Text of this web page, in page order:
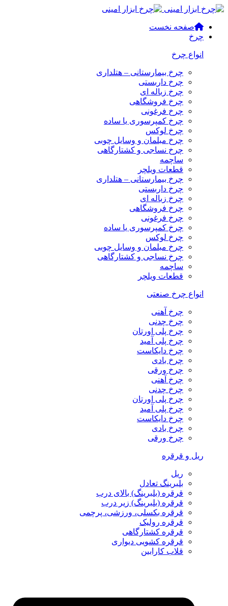
صفحه نخست
چرخ
انواع چرخ
چرخ بیمارستانی – هتلداری
چرخ داربستی
چرخ زباله ای
چرخ فروشگاهی
چرخ فرغونی
چرخ کمپرسوری یا ساده
چرخ لوکس
چرخ مبلمان و وسایل چوبی
چرخ نساجی و کشتارگاهی
ساچمه
قطعات ویلچر
چرخ بیمارستانی – هتلداری
چرخ داربستی
چرخ زباله ای
چرخ فروشگاهی
چرخ فرغونی
چرخ کمپرسوری یا ساده
چرخ لوکس
چرخ مبلمان و وسایل چوبی
چرخ نساجی و کشتارگاهی
ساچمه
قطعات ویلچر
انواع چرخ صنعتی
چرخ آهنی
چرخ چدنی
چرخ پلی اورتان
چرخ پلی آمید
چرخ دایکاست
چرخ بادی
چرخ ورقی
چرخ آهنی
چرخ چدنی
چرخ پلی اورتان
چرخ پلی آمید
چرخ دایکاست
چرخ بادی
چرخ ورقی
ریل و قرقره
ریل
بلبرینگ تعادل
قرقره (بلبرینگ) بالای درب
قرقره (بلبرینگ) زیر درب
قرقره بکسلی، ورزشی، پرچمی
قرقره رولیک
قرقره کشتارگاهی
قرقره کشویی دیواری
قلاب کارابین